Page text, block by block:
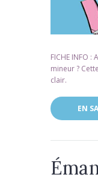
FICHE INFO
mineur ?
clair.
EN